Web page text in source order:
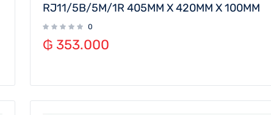
RJ11/5B/5M/1R 405MM X 420MM X 100MM
0
₲ 353.000